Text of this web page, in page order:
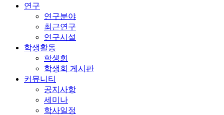
연구
연구분야
최근연구
연구시설
학생활동
학생회
학생회 게시판
커뮤니티
공지사항
세미나
학사일정